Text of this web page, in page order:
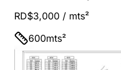
RD$3,000 / mts²
600mts²